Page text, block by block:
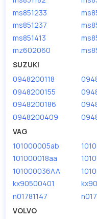
ms851233
ms851237
ms851413
mz602060
SUZUKI
0948200118
0948200155
0948200186
0948200409
VAG
101000005ab
101000018aa
101000036AA
kx90500401
n01781147
VOLVO